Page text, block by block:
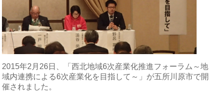
2015年2月26日、「西北地域6次産業化推進フォーラム～地
域内連携による6次産業化を目指して～」が五所川原市で開
催されました。